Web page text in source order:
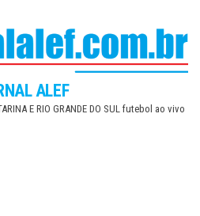
ALEF
E RIO GRANDE DO SUL futebol ao vivo